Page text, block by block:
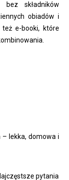
składników
obiadów i
też e-booki, które
pytania